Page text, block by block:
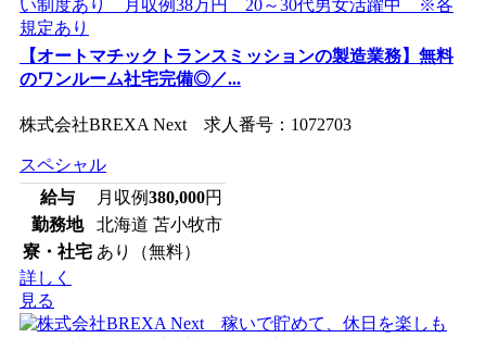
【オートマチックトランスミッションの製造業務】無料
のワンルーム社宅完備◎／...
株式会社BREXA Next 求人番号：1072703
スペシャル
給与
月収例380,000円
勤務地
北海道 苫小牧市
寮・社宅 あり（無料）
詳しく
見る